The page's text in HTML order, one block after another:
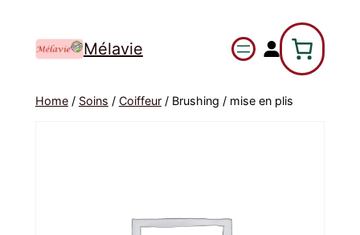
Mélavie
Home/ Soins / Coiffeur/ Brushing / mise en plis